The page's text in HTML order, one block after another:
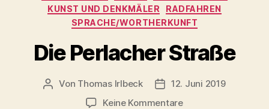
KUNST UND DENKMÄLER
RADFAHREN
SPRACHE/WORTHERKUNFT
Die Perlacher Straße
Beitragsautor
Von Thomas Irlbeck Veröffentlichungsdatum
12. Juni 2019
Keine Kommentarezu